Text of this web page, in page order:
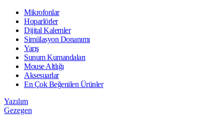
Mikrofonlar
Hoparlörler
Dijital Kalemler
Simülasyon Donanımı
Yarış
Sunum Kumandaları
Mouse Altlığı
Aksesuarlar
En Çok Beğenilen Ürünler
Yazılım
Gezegen